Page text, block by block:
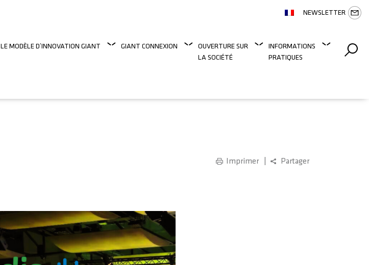
NEWSLETTER
LE MODÈLE D’INNOVATION GIANT GIANT CONNEXION
OUVERTURE SUR
LA SOCIÉTÉ
INFORMATIONS
PRATIQUES
Imprimer Partager